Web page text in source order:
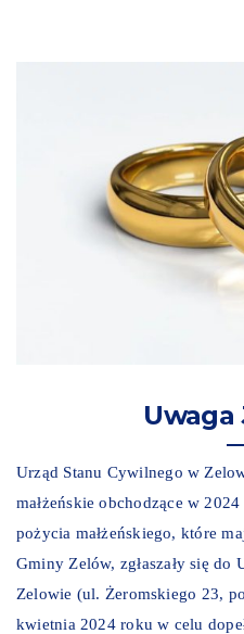
Uwaga
Urząd Stanu Cywilnego w
małżeńskie obchodzące w
pożycia małżeńskiego, które
Gminy Zelów, zgłaszały się do
Zelowie (ul. Żeromskiego 23,
kwietnia 2024 roku w celu